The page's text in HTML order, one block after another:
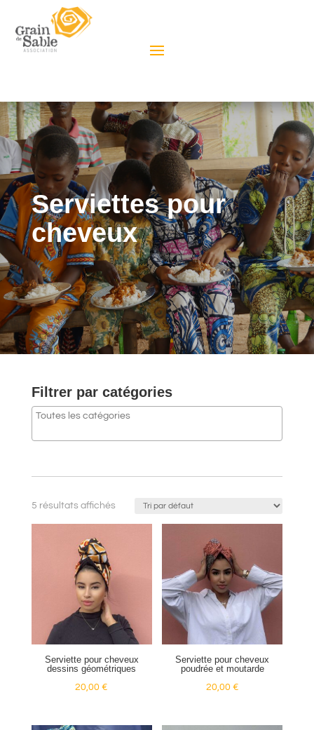
Serviettes pour
cheveux
Filtrer par catégories
5 résultats affichés
Serviette pour cheveux
dessins géométriques
20,00€
Serviette pour cheveux
poudrée et moutarde
20,00 €